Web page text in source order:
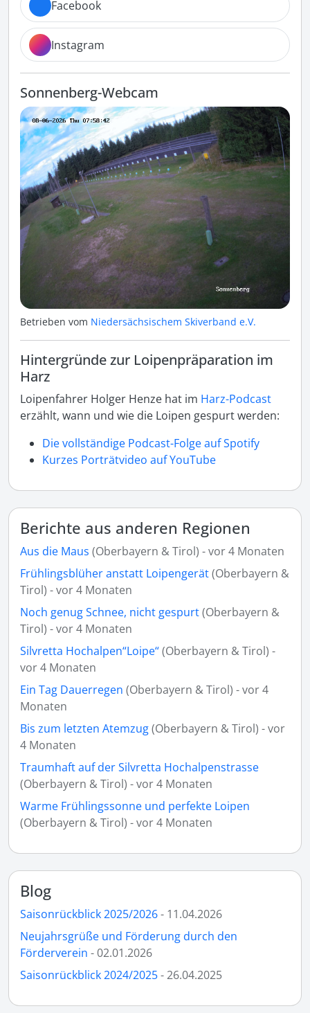
Facebook
Instagram
Sonnenberg-Webcam
Betrieben vom Niedersächsischem Skiverband e.V.
Hintergründe zur Loipenpräparation im
Harz
Loipenfahrer Holger Henze hat im Harz-Podcast
erzählt, wann und wie die Loipen gespurt werden:
Die vollständige Podcast-Folge auf Spotify
Kurzes Porträtvideo auf YouTube
Berichte aus anderen Regionen
Aus die Maus (Oberbayern & Tirol) - vor 4 Monaten
Frühlingsblüher anstatt Loipengerät(Oberbayern &
Tirol) - vor 4 Monaten
Noch genug Schnee, nicht gespurt(Oberbayern &
Tirol) - vor 4 Monaten
Silvretta Hochalpen“Loipe“(Oberbayern & Tirol) -
vor 4 Monaten
Ein Tag Dauerregen (Oberbayern & Tirol) - vor 4
Monaten
Bis zum letzten Atemzug(Oberbayern & Tirol) - vor
4 Monaten
Traumhaft auf der Silvretta Hochalpenstrasse
(Oberbayern & Tirol) - vor 4 Monaten
Warme Frühlingssonne und perfekte Loipen
(Oberbayern & Tirol) - vor 4 Monaten
Blog
Saisonrückblick 2025/2026- 11.04.2026
Neujahrsgrüße und Förderung durch den
Förderverein - 02.01.2026
Saisonrückblick 2024/2025- 26.04.2025